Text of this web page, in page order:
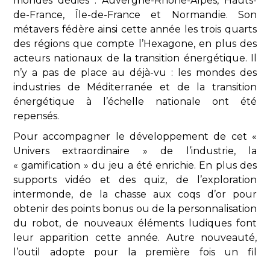
de-France, Île-de-France et Normandie. Son
métavers fédère ainsi cette année les trois quarts
des régions que compte l’Hexagone, en plus des
acteurs nationaux de la transition énergétique. Il
n’y a pas de place au déjà-vu : les mondes des
industries de Méditerranée et de la transition
énergétique à l’échelle nationale ont été
repensés.
Pour accompagner le développement de cet «
Univers extraordinaire » de l’industrie, la
« gamification » du jeu a été enrichie. En plus des
supports vidéo et des quiz, de l’exploration
intermonde, de la chasse aux coqs d’or pour
obtenir des points bonus ou de la personnalisation
du robot, de nouveaux éléments ludiques font
leur apparition cette année. Autre nouveauté,
l’outil adopte pour la première fois un fil